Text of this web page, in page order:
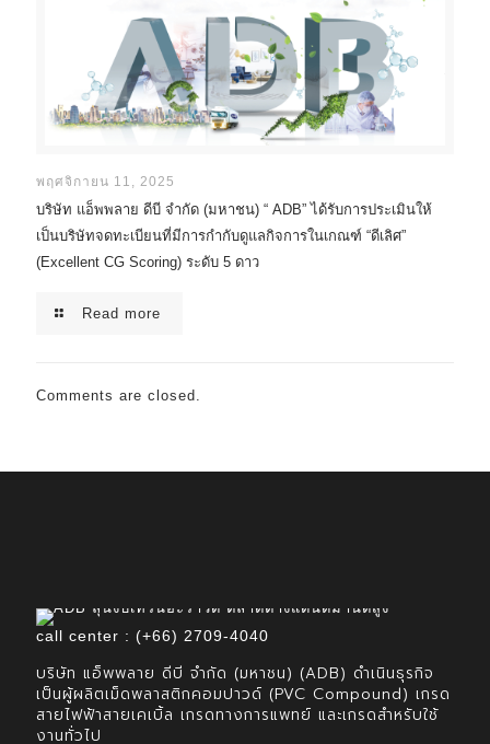
พฤศจิกายน 11, 2025
บริษัท แอ็พพลาย ดีบี จำกัด (มหาชน) “ ADB” ได้รับการประเมินให้
เป็นบริษัทจดทะเบียนที่มีการกำกับดูแลกิจการในเกณฑ์ “ดีเลิศ”
(Excellent CG Scoring) ระดับ 5 ดาว
Read more
Comments are closed.
call center : (+66) 2709-4040
บริษัท แอ็พพลาย ดีบี จำกัด (มหาชน) (ADB) ดำเนินธุรกิจ
เป็นผู้ผลิตเม็ดพลาสติกคอมปาวด์ (PVC Compound) เกรด
สายไฟฟ้าสายเคเบิ้ล เกรดทางการแพทย์ และเกรดสำหรับใช้
งานทั่วไป